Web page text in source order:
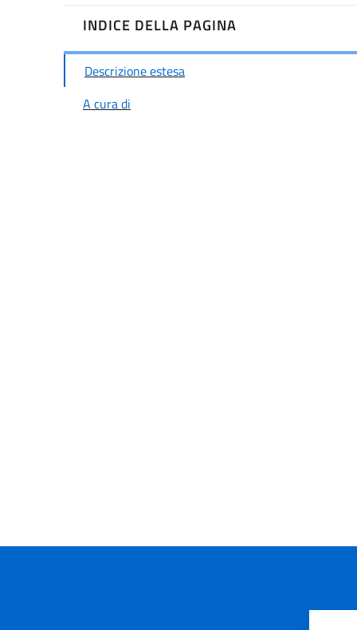
INDICE DELLA PAGINA
Descrizione estesa
A cura di